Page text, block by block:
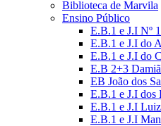
Biblioteca de Marvila
Ensino Público
E.B.1 e J.I Nº
E.B.1 e J.I do
E.B.1 e J.I do
E.B 2+3
EB João dos
E.B.1 e J.I dos
E.B.1 e J.I
E.B.1 e J.I